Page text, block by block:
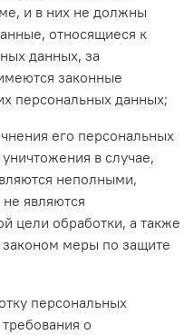
и в них не должны
относящиеся к
данных, за
законные
персональных данных;
его персональных
в случае,
неполными,
являются
цели обработки, а также
меры по защите
персональных
о